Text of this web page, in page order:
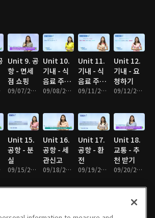
Unit 9. 공
항 - 면세
점 쇼핑
09/07/2017 • 10분
Unit 10.
기내 - 식
음료 주문
1
09/08/2017 • 10분
Unit 11.
기내 - 식
음료 주문
2
09/11/2017 • 10분
Unit 12.
기내 - 요
청하기
09/12/2017 • 9분
Unit 15.
공항 - 분
실
09/15/2017 • 11분
Unit 16.
공항 - 세
관신고
09/18/2017 • 10분
Unit 17.
공항 - 환
전
09/19/2017 • 10분
Unit 18.
교통 - 추
천 받기
09/20/2017 • 10분